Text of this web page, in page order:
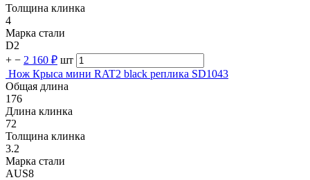
Толщина клинка
4
Марка стали
D2
+ − 2 160 ₽ шт
Нож Крыса мини RAT2 black реплика SD1043
Общая длина
176
Длина клинка
72
Толщина клинка
3.2
Марка стали
AUS8